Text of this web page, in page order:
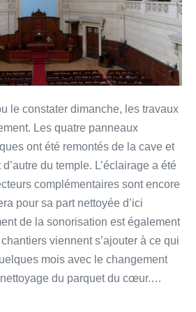
le constater dimanche, les travaux
Les quatre panneaux
ont été remontés de la cave et
du temple. L’éclairage a été
complémentaires sont encore
pour sa part nettoyée d’ici
de la sonorisation est également
viennent s’ajouter à ce qui
mois avec le changement
du parquet du cœur.…